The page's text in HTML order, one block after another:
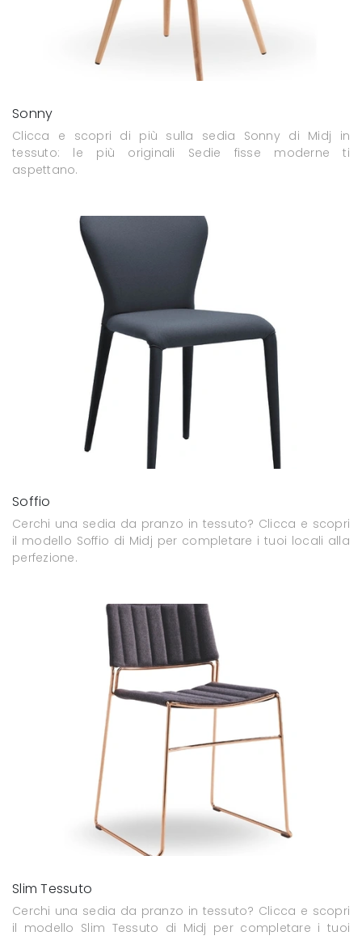
Sonny
Clicca e scopri di più sulla sedia Sonny di Midj in
tessuto: le più originali Sedie fisse moderne ti
aspettano.
Soffio
Cerchi una sedia da pranzo in tessuto? Clicca e scopri
il modello Soffio di Midj per completare i tuoi locali alla
perfezione.
Slim Tessuto
Cerchi una sedia da pranzo in tessuto? Clicca e scopri
il modello Slim Tessuto di Midj per completare i tuoi